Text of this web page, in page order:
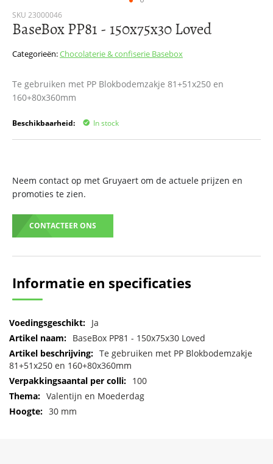
SKU 23000046
BaseBox PP81 - 150x75x30 Loved
Categorieën:Chocolaterie & confiserie Basebox
Te gebruiken met PP Blokbodemzakje 81+51x250 en
160+80x360mm
Beschikbaarheid: In stock
Neem contact op met Gruyaert om de actuele prijzen en
promoties te zien.
CONTACTEER ONS
Ga
naar
begin
afbeeldingen-
gallerij
Informatie en specificaties
Meer
informatie
Ja
BaseBox PP81 - 150x75x30 Loved
Te gebruiken met PP Blokbodemzakje
81+51x250 en 160+80x360mm
100
Valentijn en Moederdag
30 mm